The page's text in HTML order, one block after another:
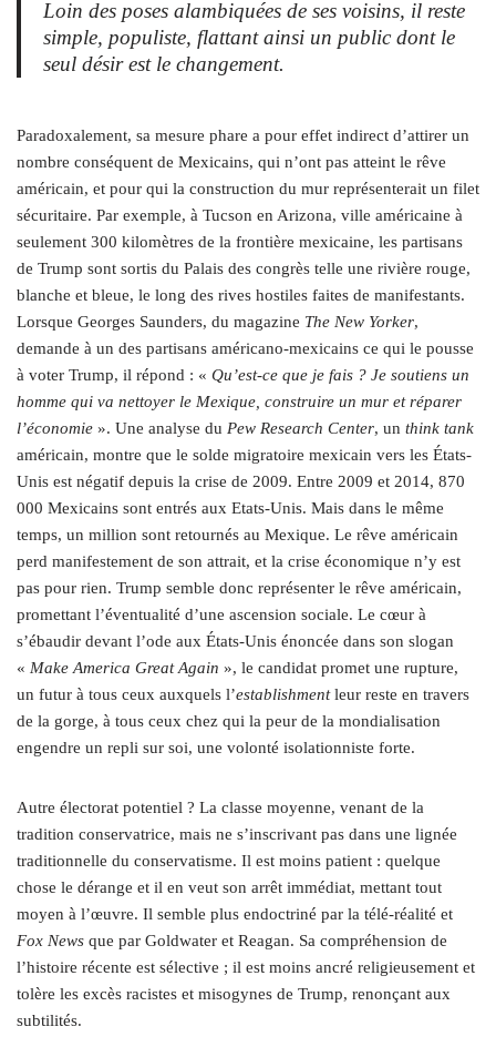
Loin des poses alambiquées de ses voisins, il reste
simple, populiste, flattant ainsi un public dont le
seul désir est le changement.
Paradoxalement, sa mesure phare a pour effet indirect d’attirer un
nombre conséquent de Mexicains, qui n’ont pas atteint le rêve
américain, et pour qui la construction du mur représenterait un filet
sécuritaire. Par exemple, à Tucson en Arizona, ville américaine à
seulement 300 kilomètres de la frontière mexicaine, les partisans
de Trump sont sortis du Palais des congrès telle une rivière rouge,
blanche et bleue, le long des rives hostiles faites de manifestants.
Lorsque Georges Saunders, du magazine The New Yorker,
demande à un des partisans américano-mexicains ce qui le pousse
à voter Trump, il répond : « Qu’est-ce que je fais ? Je soutiens un
homme qui va nettoyer le Mexique, construire un mur et réparer
l’économie ». Une analyse du Pew Research Center, un think tank
américain, montre que le solde migratoire mexicain vers les États-
Unis est négatif depuis la crise de 2009. Entre 2009 et 2014, 870
000 Mexicains sont entrés aux Etats-Unis. Mais dans le même
temps, un million sont retournés au Mexique. Le rêve américain
perd manifestement de son attrait, et la crise économique n’y est
pas pour rien. Trump semble donc représenter le rêve américain,
promettant l’éventualité d’une ascension sociale. Le cœur à
s’ébaudir devant l’ode aux États-Unis énoncée dans son slogan
« Make America Great Again », le candidat promet une rupture,
un futur à tous ceux auxquels l’establishmentleur reste en travers
de la gorge, à tous ceux chez qui la peur de la mondialisation
engendre un repli sur soi, une volonté isolationniste forte.
Autre électorat potentiel ? La classe moyenne, venant de la
tradition conservatrice, mais ne s’inscrivant pas dans une lignée
traditionnelle du conservatisme. Il est moins patient : quelque
chose le dérange et il en veut son arrêt immédiat, mettant tout
moyen à l’œuvre. Il semble plus endoctriné par la télé-réalité et
Fox News que par Goldwater et Reagan. Sa compréhension de
l’histoire récente est sélective ; il est moins ancré religieusement et
tolère les excès racistes et misogynes de Trump, renonçant aux
subtilités.